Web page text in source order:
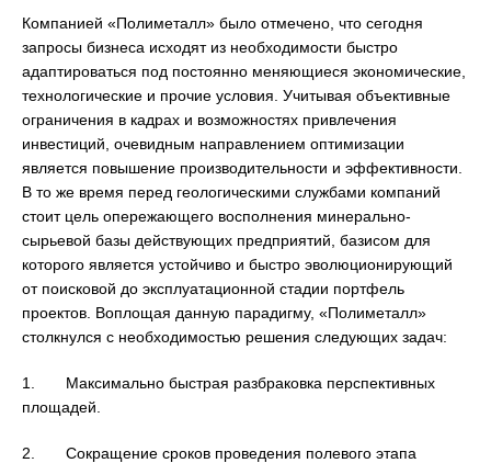
Компанией «Полиметалл» было отмечено, что сегодня
запросы бизнеса исходят из необходимости быстро
адаптироваться под постоянно меняющиеся экономические,
технологические и прочие условия. Учитывая объективные
ограничения в кадрах и возможностях привлечения
инвестиций, очевидным направлением оптимизации
является повышение производительности и эффективности.
В то же время перед геологическими службами компаний
стоит цель опережающего восполнения минерально-
сырьевой базы действующих предприятий, базисом для
которого является устойчиво и быстро эволюционирующий
от поисковой до эксплуатационной стадии портфель
проектов. Воплощая данную парадигму, «Полиметалл»
столкнулся с необходимостью решения следующих задач:
1. Максимально быстрая разбраковка перспективных
площадей.
2. Сокращение сроков проведения полевого этапа